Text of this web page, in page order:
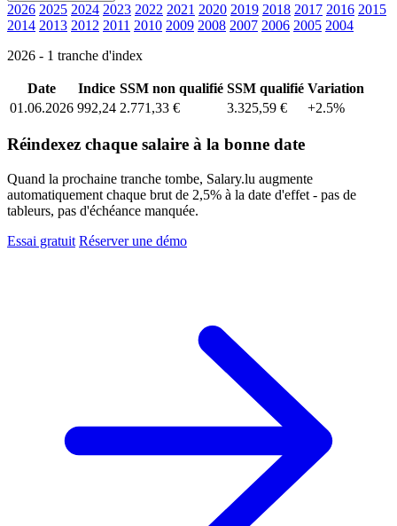
2026 2025 2024 2023 2022 2021 2020 2019 2018 2017 2016 2015
2014 2013 2012 2011 2010 2009 2008 2007 2006 2005 2004
2026 - 1 tranche d'index
Date Indice SSM non qualifié SSM qualifié Variation
01.06.2026 992,24 2.771,33 € 3.325,59 € +2.5%
Réindexez chaque salaire à la bonne date
Quand la prochaine tranche tombe, Salary.lu augmente
automatiquement chaque brut de 2,5% à la date d'effet - pas de
tableurs, pas d'échéance manquée.
Essai gratuit Réserver une démo